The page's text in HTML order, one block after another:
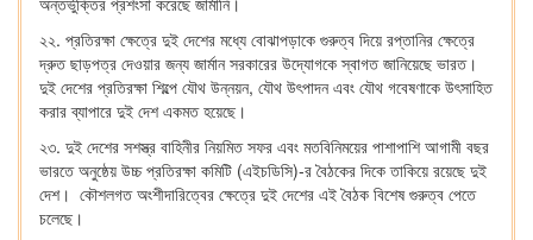
২২. প্রতিরক্ষা ক্ষেত্রে দুই দেশের মধ্যে বোঝাপড়াকে গুরুত্ব দিয়ে রপ্তানির ক্ষেত্রে
দ্রুত ছাড়পত্র দেওয়ার জন্য জার্মান সরকারের উদ্যোগকে স্বাগত জানিয়েছে ভারত।
দুই দেশের প্রতিরক্ষা শিল্পে যৌথ উন্নয়ন, যৌথ উৎপাদন এবং যৌথ গবেষণাকে উৎসাহিত
করার ব্যাপারে দুই দেশ একমত হয়েছে।
২৩. দুই দেশের সশস্ত্র বাহিনীর নিয়মিত সফর এবং মতবিনিময়ের পাশাপাশি আগামী বছর
ভারতে অনুষ্ঠেয় উচ্চ প্রতিরক্ষা কমিটি (এইচডিসি)-র বৈঠকের দিকে তাকিয়ে রয়েছে দুই
দেশ। কৌশলগত অংশীদারিত্বের ক্ষেত্রে দুই দেশের এই বৈঠক বিশেষ গুরুত্ব পেতে
চলেছে।